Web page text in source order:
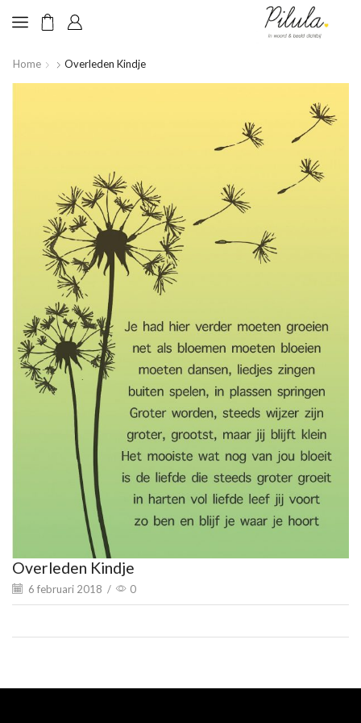
Home Overleden Kindje
Overleden Kindje
6 februari 2018 / 0